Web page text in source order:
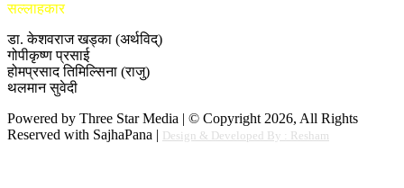
सल्लाहकार
डा. केशवराज खड्का (अर्थविद्)
गोपीकृष्ण प्रसाई
होमप्रसाद तिमिल्सिना (राजु)
थलमान सुवेदी
Powered by Three Star Media | © Copyright 2026, All Rights
Reserved with SajhaPana | Design & Developed By : Resham